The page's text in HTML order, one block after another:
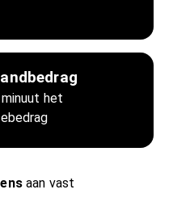
het
aan vast